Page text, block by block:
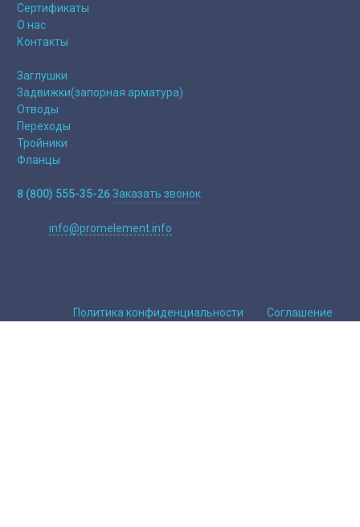
Сертификаты
О нас
Контакты
Заглушки
Задвижки(запорная арматура)
Отводы
Переходы
Тройники
Фланцы
8 (800) 555-35-26Заказать звонок
info@promelement.info
Политика конфиденциальности Соглашение